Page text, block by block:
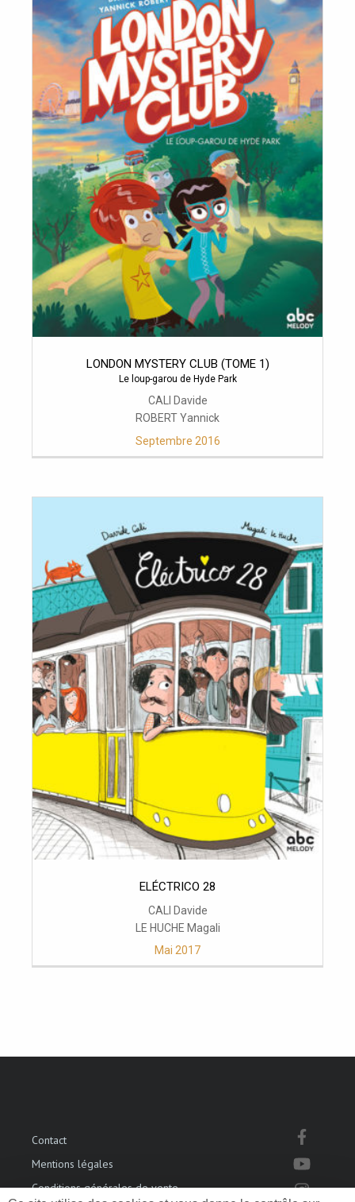
LONDON MYSTERY CLUB (TOME 1)
Le loup-garou de Hyde Park
CALI Davide
ROBERT Yannick
Septembre 2016
ELÉCTRICO 28
CALI Davide
LE HUCHE Magali
Mai 2017
Contact
Mentions légales
Conditions générales de vente